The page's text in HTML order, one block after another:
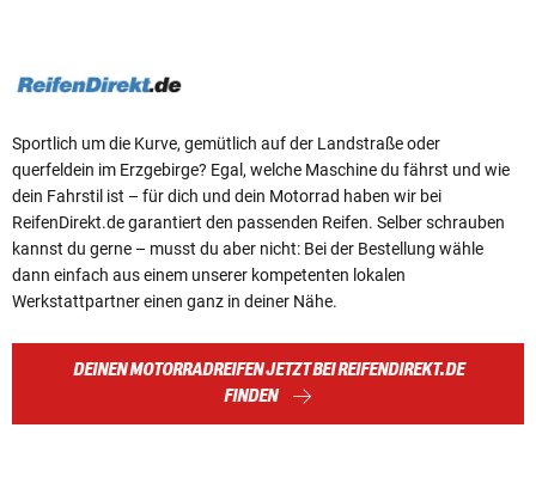
Sportlich um die Kurve, gemütlich auf der Landstraße oder
querfeldein im Erzgebirge? Egal, welche Maschine du fährst und wie
dein Fahrstil ist – für dich und dein Motorrad haben wir bei
ReifenDirekt.de garantiert den passenden Reifen. Selber schrauben
kannst du gerne – musst du aber nicht: Bei der Bestellung wähle
dann einfach aus einem unserer kompetenten lokalen
Werkstattpartner einen ganz in deiner Nähe.
DEINEN MOTORRADREIFEN JETZT BEI REIFENDIREKT.DE
FINDEN